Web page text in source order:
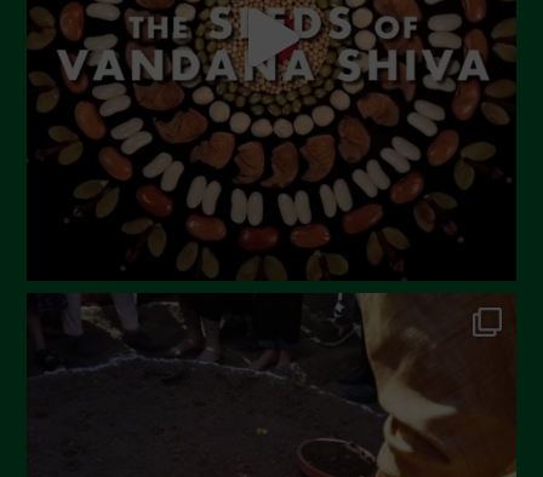
Giugno 2023
Maggio 2023
Aprile 2023
Marzo 2023
Febbraio 2023
Dicembre 2022
Novembre 2022
Ottobre 2022
Settembre 2022